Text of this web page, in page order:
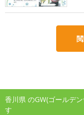
香川県 のGW(ゴールデ
す